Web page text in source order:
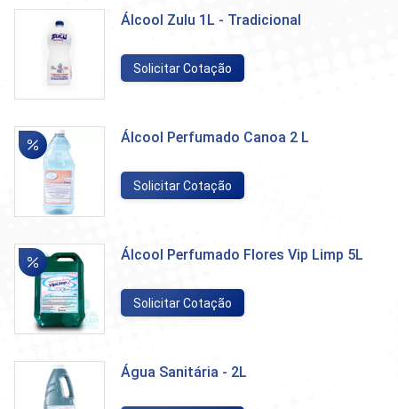
Álcool Zulu 1L - Tradicional
Solicitar Cotação
Álcool Perfumado Canoa 2 L
Solicitar Cotação
Álcool Perfumado Flores Vip Limp 5L
Solicitar Cotação
Água Sanitária - 2L